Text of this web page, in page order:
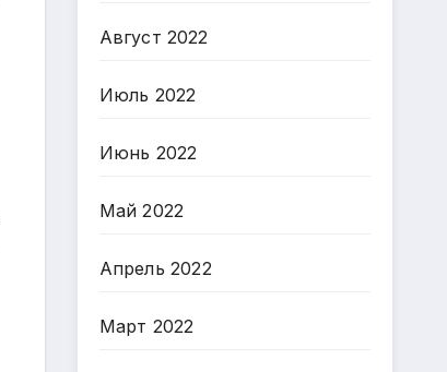
Август 2022
Июль 2022
Июнь 2022
Май 2022
Апрель 2022
Март 2022